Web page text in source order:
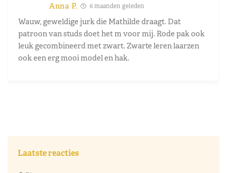
Anna P. 6 maanden geleden
Wauw, geweldige jurk die Mathilde draagt. Dat
patroon van studs doet het m voor mij. Rode pak ook
leuk gecombineerd met zwart. Zwarte leren laarzen
ook een erg mooi model en hak.
Laatste reacties